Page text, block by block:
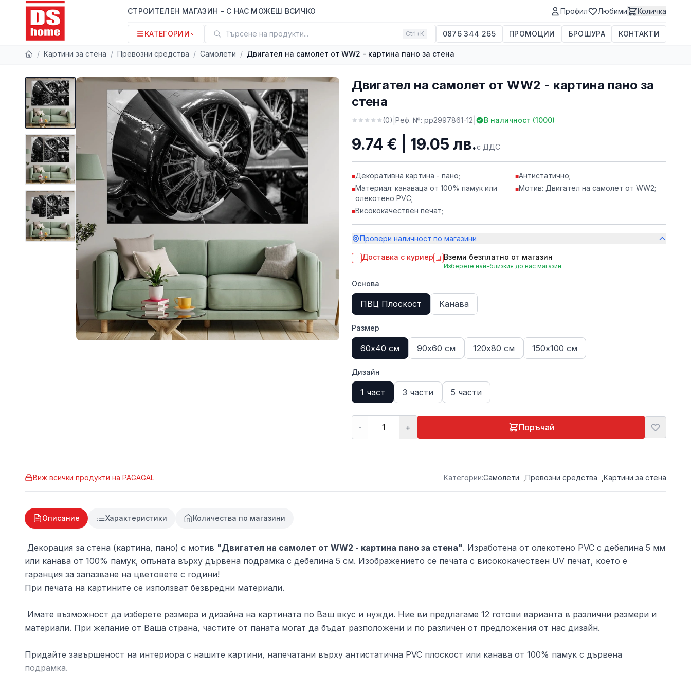
СТРОИТЕЛЕН МАГАЗИН - С НАС МОЖЕШ ВСИЧКО Профил Любими Количка
КАТЕГОРИИ Търсене на продукти... Ctrl+K 0876 344 265 ПРОМОЦИИ БРОШУРА КОНТАКТИ
/ Картини за стена / Превозни средства / Самолети / Двигател на самолет от WW2 - картина пано за стена
Двигател на самолет от WW2 - картина пано за
стена
(0) Реф. №: pp2997861-12 В наличност (1000)
9.74 € | 19.05 лв.с ДДС
■Декоративна картина - пано;
■Материал: канаваца от 100% памук или
олекотено PVC;
■Висококачествен печат;
■Антистатично;
■Мотив: Двигател на самолет от WW2;
Провери наличност по магазини
Доставка с куриер Вземи безплатно от магазин
Изберете най-близкия до вас магазин
Основа
ПВЦ Плоскост Канава
Размер
60х40 см 90х60 см 120х80 см 150х100 см
Дизайн
1 част 3 части 5 части
- + Поръчай
Виж всички продукти на PAGAGAL Категории:Самолети Превозни средства Картини за стена
Описание Характеристики Количества по магазини
Декорация за стена (картина, пано) с мотив "Двигател на самолет от WW2 - картина пано за стена". Изработена от олекотено PVC с дебелина 5 мм
или канава от 100% памук, опъната върху дървена подрамка с дебелина 5 см. Изображението се печата с висококачествен UV печат, което е
гаранция за запазване на цветовете с години!
При печата на картините се използват безвредни материали.
Имате възможност да изберете размера и дизайна на картината по Ваш вкус и нужди. Ние ви предлагаме 12 готови варианта в различни размери и
материали. При желание от Ваша страна, частите от паната могат да бъдат разположени и по различен от предложения от нас дизайн.
Придайте завършеност на интериора с нашите картини, напечатани върху антистатична PVC плоскост или канава от 100% памук с дървена
подрамка.